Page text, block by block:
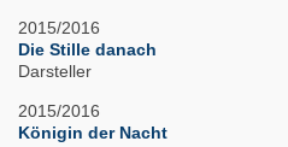
2015/2016
Die Stille danach
Darsteller
2015/2016
Königin der Nacht